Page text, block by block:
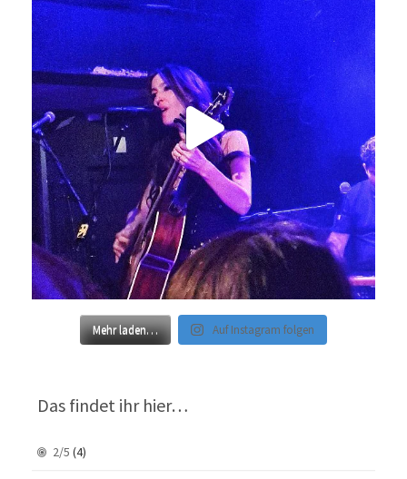
Mehr laden… Auf Instagram folgen
Das findet ihr hier…
2/5 (4)